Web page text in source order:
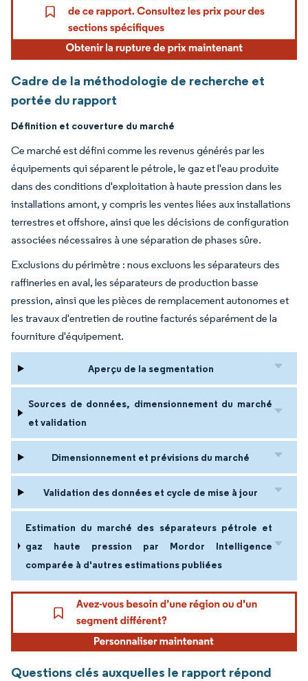
Cadre de la méthodologie de recherche et
portée du rapport
Définition et couverture du marché
Ce marché est défini comme les revenus générés par les
équipements qui séparent le pétrole, le gaz et l'eau produite
dans des conditions d'exploitation à haute pression dans les
installations amont, y compris les ventes liées aux installations
terrestres et offshore, ainsi que les décisions de configuration
associées nécessaires à une séparation de phases sûre.
Exclusions du périmètre : nous excluons les séparateurs des
raffineries en aval, les séparateurs de production basse
pression, ainsi que les pièces de remplacement autonomes et
les travaux d'entretien de routine facturés séparément de la
fourniture d'équipement.
Aperçu de la segmentation
Sources de données, dimensionnement du marché
et validation
Dimensionnement et prévisions du marché
Validation des données et cycle de mise à jour
Estimation du marché des séparateurs pétrole et
gaz haute pression par Mordor Intelligence
comparée à d'autres estimations publiées
Questions clés auxquelles le rapport répond